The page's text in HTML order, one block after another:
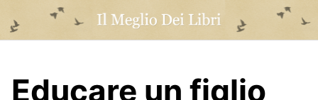
content
Educare un figlio